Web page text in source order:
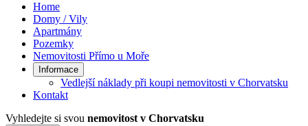
Home
Domy / Vily
Apartmány
Pozemky
Nemovitosti Přímo u Moře
Informace
Vedlejší náklady při koupi nemovitosti v Chorvatsku
Kontakt
Vyhledejte si svou nemovitost v Chorvatsku